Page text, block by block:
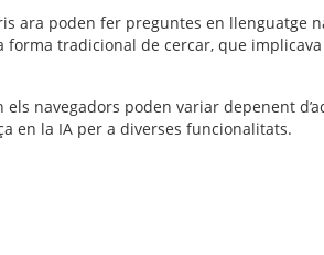
ara poden fer preguntes en llenguatge
tradicional de cercar, que
navegadors poden variar depenent
en la IA per a diverses funcionalitats.